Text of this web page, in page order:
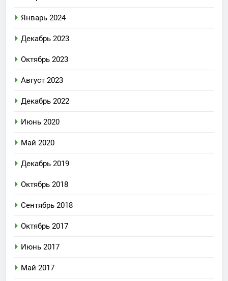
Январь 2024
Декабрь 2023
Октябрь 2023
Август 2023
Декабрь 2022
Июнь 2020
Май 2020
Декабрь 2019
Октябрь 2018
Сентябрь 2018
Октябрь 2017
Июнь 2017
Май 2017